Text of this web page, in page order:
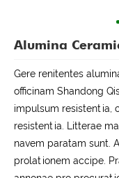
Alumina
Gere renitentes
officinam Shandong
impulsum resistentia,
resistentia. Litterae
navem paratam sunt.
prolationem accipe.